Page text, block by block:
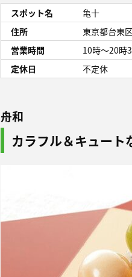
スポット名
亀十
住所
東京都台東
営業時間
10時～20時
定休日
不定休
舟和
カラフル＆キュート